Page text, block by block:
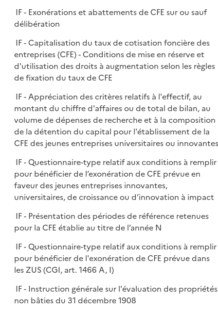
IF - Exonérations et abattements de CFE sur ou sauf
délibération
IF - Capitalisation du taux de cotisation foncière des
entreprises (CFE) - Conditions de mise en réserve et
d'utilisation des droits à augmentation selon les règles
de fixation du taux de CFE
IF - Appréciation des critères relatifs à l'effectif, au
montant du chiffre d'affaires ou de total de bilan, au
volume de dépenses de recherche et à la composition
de la détention du capital pour l'établissement de la
CFE des jeunes entreprises universitaires ou innovantes
IF - Questionnaire-type relatif aux conditions à remplir
pour bénéficier de l’exonération de CFE prévue en
faveur des jeunes entreprises innovantes,
universitaires, de croissance ou d’innovation à impact
IF - Présentation des périodes de référence retenues
pour la CFE établie au titre de l’année N
IF - Questionnaire-type relatif aux conditions à remplir
pour bénéficier de l'exonération de CFE prévue dans
les ZUS (CGI, art. 1466 A, I)
IF - Instruction générale sur l'évaluation des propriétés
non bâties du 31 décembre 1908